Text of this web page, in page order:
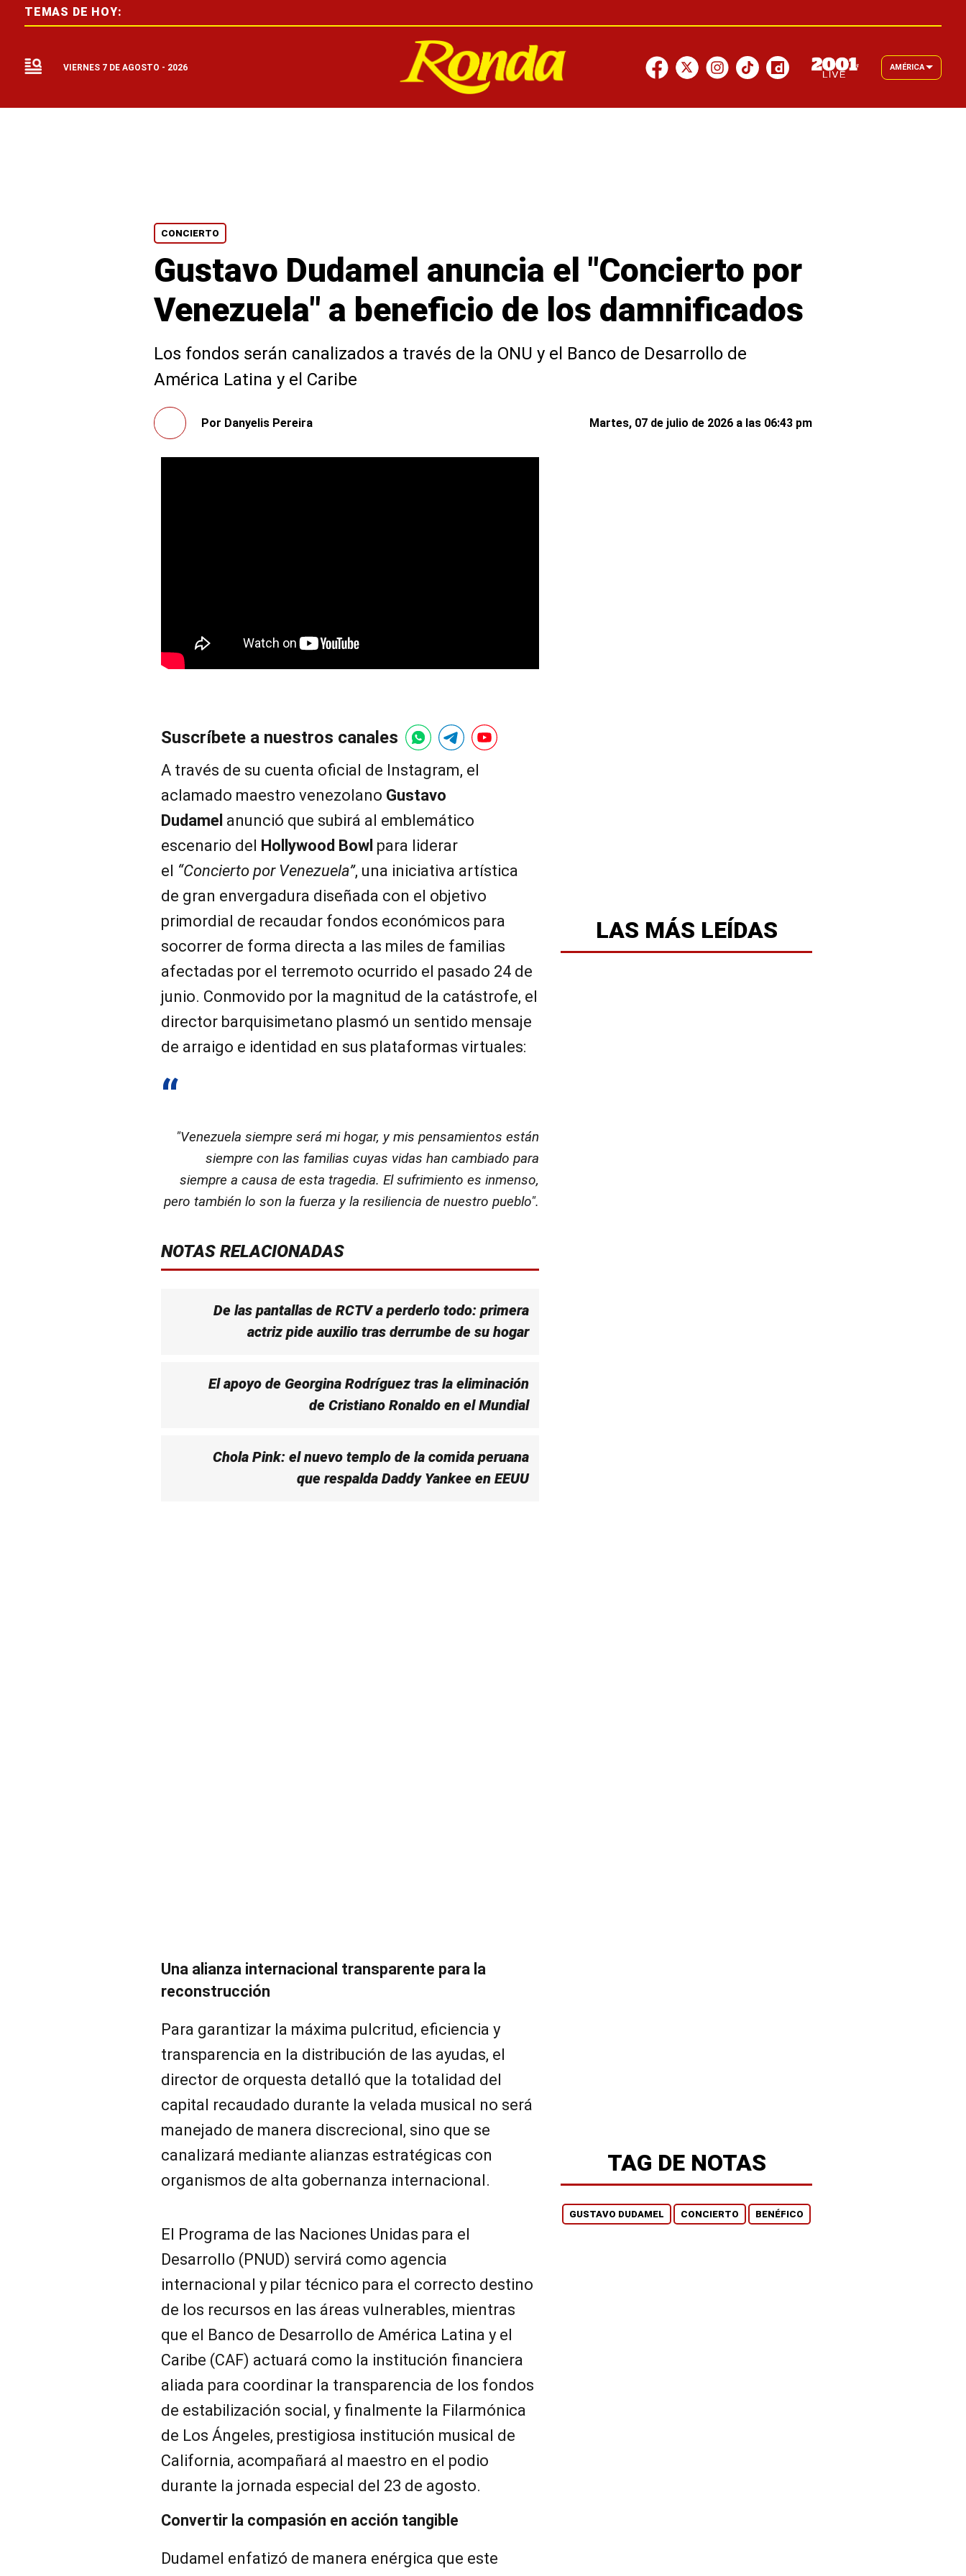
CONCIERTO
Gustavo Dudamel anuncia el "Concierto por
Venezuela" a beneficio de los damnificados
Los fondos serán canalizados a través de la ONU y el Banco de Desarrollo de
América Latina y el Caribe
Por Danyelis Pereira Martes, 07 de julio de 2026 a las 06:43 pm
Suscríbete a nuestros canales
A través de su cuenta oficial de Instagram, el
aclamado maestro venezolano Gustavo
Dudamel anunció que subirá al emblemático
escenario del
Hollywood Bowl para liderar
el “Concierto por Venezuela”, una iniciativa artística
de gran envergadura diseñada con el objetivo
primordial de recaudar fondos económicos para
socorrer de forma directa a las miles de familias
afectadas por el terremoto ocurrido el pasado 24 de
junio. Conmovido por la magnitud de la catástrofe, el
director barquisimetano plasmó un sentido mensaje
de arraigo e identidad en sus plataformas virtuales:
"Venezuela siempre será mi hogar, y mis pensamientos están
siempre con las familias cuyas vidas han cambiado para
siempre a causa de esta tragedia. El sufrimiento es inmenso,
pero también lo son la fuerza y la resiliencia de nuestro pueblo".
NOTAS RELACIONADAS
De las pantallas de RCTV a perderlo todo: primera
actriz pide auxilio tras derrumbe de su hogar
El apoyo de Georgina Rodríguez tras la eliminación
de Cristiano Ronaldo en el Mundial
Chola Pink: el nuevo templo de la comida peruana
que respalda Daddy Yankee en EEUU
Una alianza internacional transparente para la
reconstrucción
Para garantizar la máxima pulcritud, eficiencia y
transparencia en la distribución de las ayudas, el
director de orquesta detalló que la totalidad del
capital recaudado durante la velada musical no será
manejado de manera discrecional, sino que se
canalizará mediante alianzas estratégicas con
organismos de alta gobernanza internacional.
El Programa de las Naciones Unidas para el
Desarrollo (PNUD) servirá como agencia
internacional y pilar técnico para el correcto destino
de los recursos en las áreas vulnerables, mientras
que el Banco de Desarrollo de América Latina y el
Caribe (CAF) actuará como la institución financiera
aliada para coordinar la transparencia de los fondos
de estabilización social, y finalmente la Filarmónica
de Los Ángeles, prestigiosa institución musical de
California, acompañará al maestro en el podio
durante la jornada especial del 23 de agosto.
Convertir la compasión en acción tangible
Dudamel enfatizó de manera enérgica que este
LAS MÁS LEÍDAS
TAG DE NOTAS
GUSTAVO DUDAMEL CONCIERTO BENÉFICO
TEMAS DE HOY:
VIERNES 7 DE AGOSTO - 2026 AMÉRICA